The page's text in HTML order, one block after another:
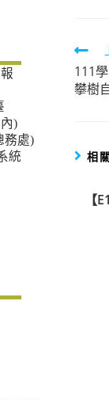
111
攀樹
相
【
)
務處)
統